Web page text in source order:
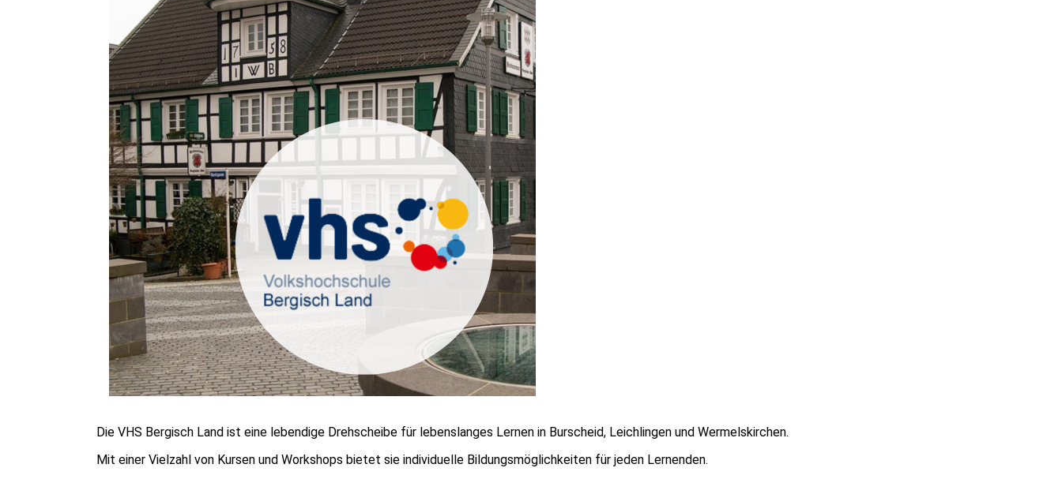
Die VHS Bergisch Land ist eine lebendige Drehscheibe für lebenslanges Lernen in Burscheid, Leichlingen und Wermelskirchen.
Mit einer Vielzahl von Kursen und Workshops bietet sie individuelle Bildungsmöglichkeiten für jeden Lernenden.